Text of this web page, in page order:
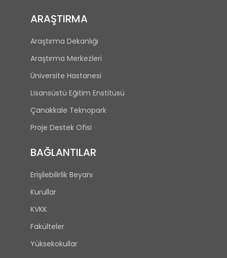
ARAŞTIRMA
Araştırma Dekanlığı
Araştırma Merkezleri
Üniversite Hastanesi
Lisansüstü Eğitim Enstitüsü
Çanakkale Teknopark
Proje Destek Ofisi
BAĞLANTILAR
Erişilebilirlik Beyanı
Kurullar
KVKK
Fakülteler
Yüksekokullar